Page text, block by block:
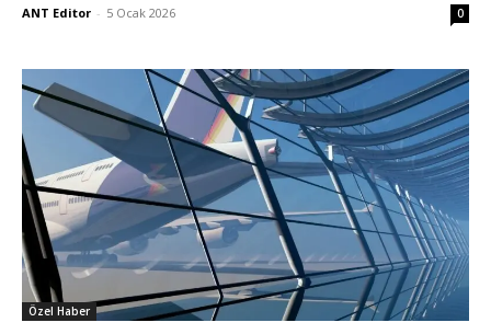
ANT Editor - 5 Ocak 2026 0
Özel Haber